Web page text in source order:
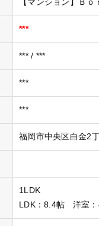
【マンション】Ｂ
***
*** / ***
***
***
福岡市中央区白金2
1LDK
LDK：8.4帖 洋室